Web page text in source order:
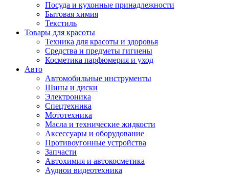
Посуда и кухонные принадлежности
Бытовая химия
Текстиль
Товары для красоты
Техника для красоты и здоровья
Средства и предметы гигиены
Косметика парфюмерия и уход
Авто
Автомобильные инструменты
Шины и диски
Электроника
Спецтехника
Мототехника
Масла и технические жидкости
Аксессуары и оборудование
Противоугонные устройства
Запчасти
Автохимия и автокосметика
Аудиои видеотехника